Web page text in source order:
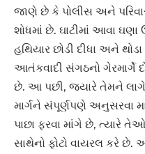
જાણે છે કે પોલીસ અને
શોધમાં છે. ઘાટીમાં આવા
હથિયાર છોડી દીધા અને
આતંકવાદી સંગઠનો ગેરમાર્ગે
છે. આ પછી, જ્યારે તેમને
માર્ગને સંપૂર્ણપણે અનુસરવા
પાછા ફરવા માંગે છે, ત્યારે
સાથેનો ફોટો વાયરલ કરે